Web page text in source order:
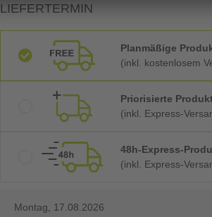
LIEFERTERMIN
Planmäßige
(inkl. kostenlosem
Priorisierte
(inkl. Express-
48h-Express-
(inkl. Express-
Montag, 17.08.2026